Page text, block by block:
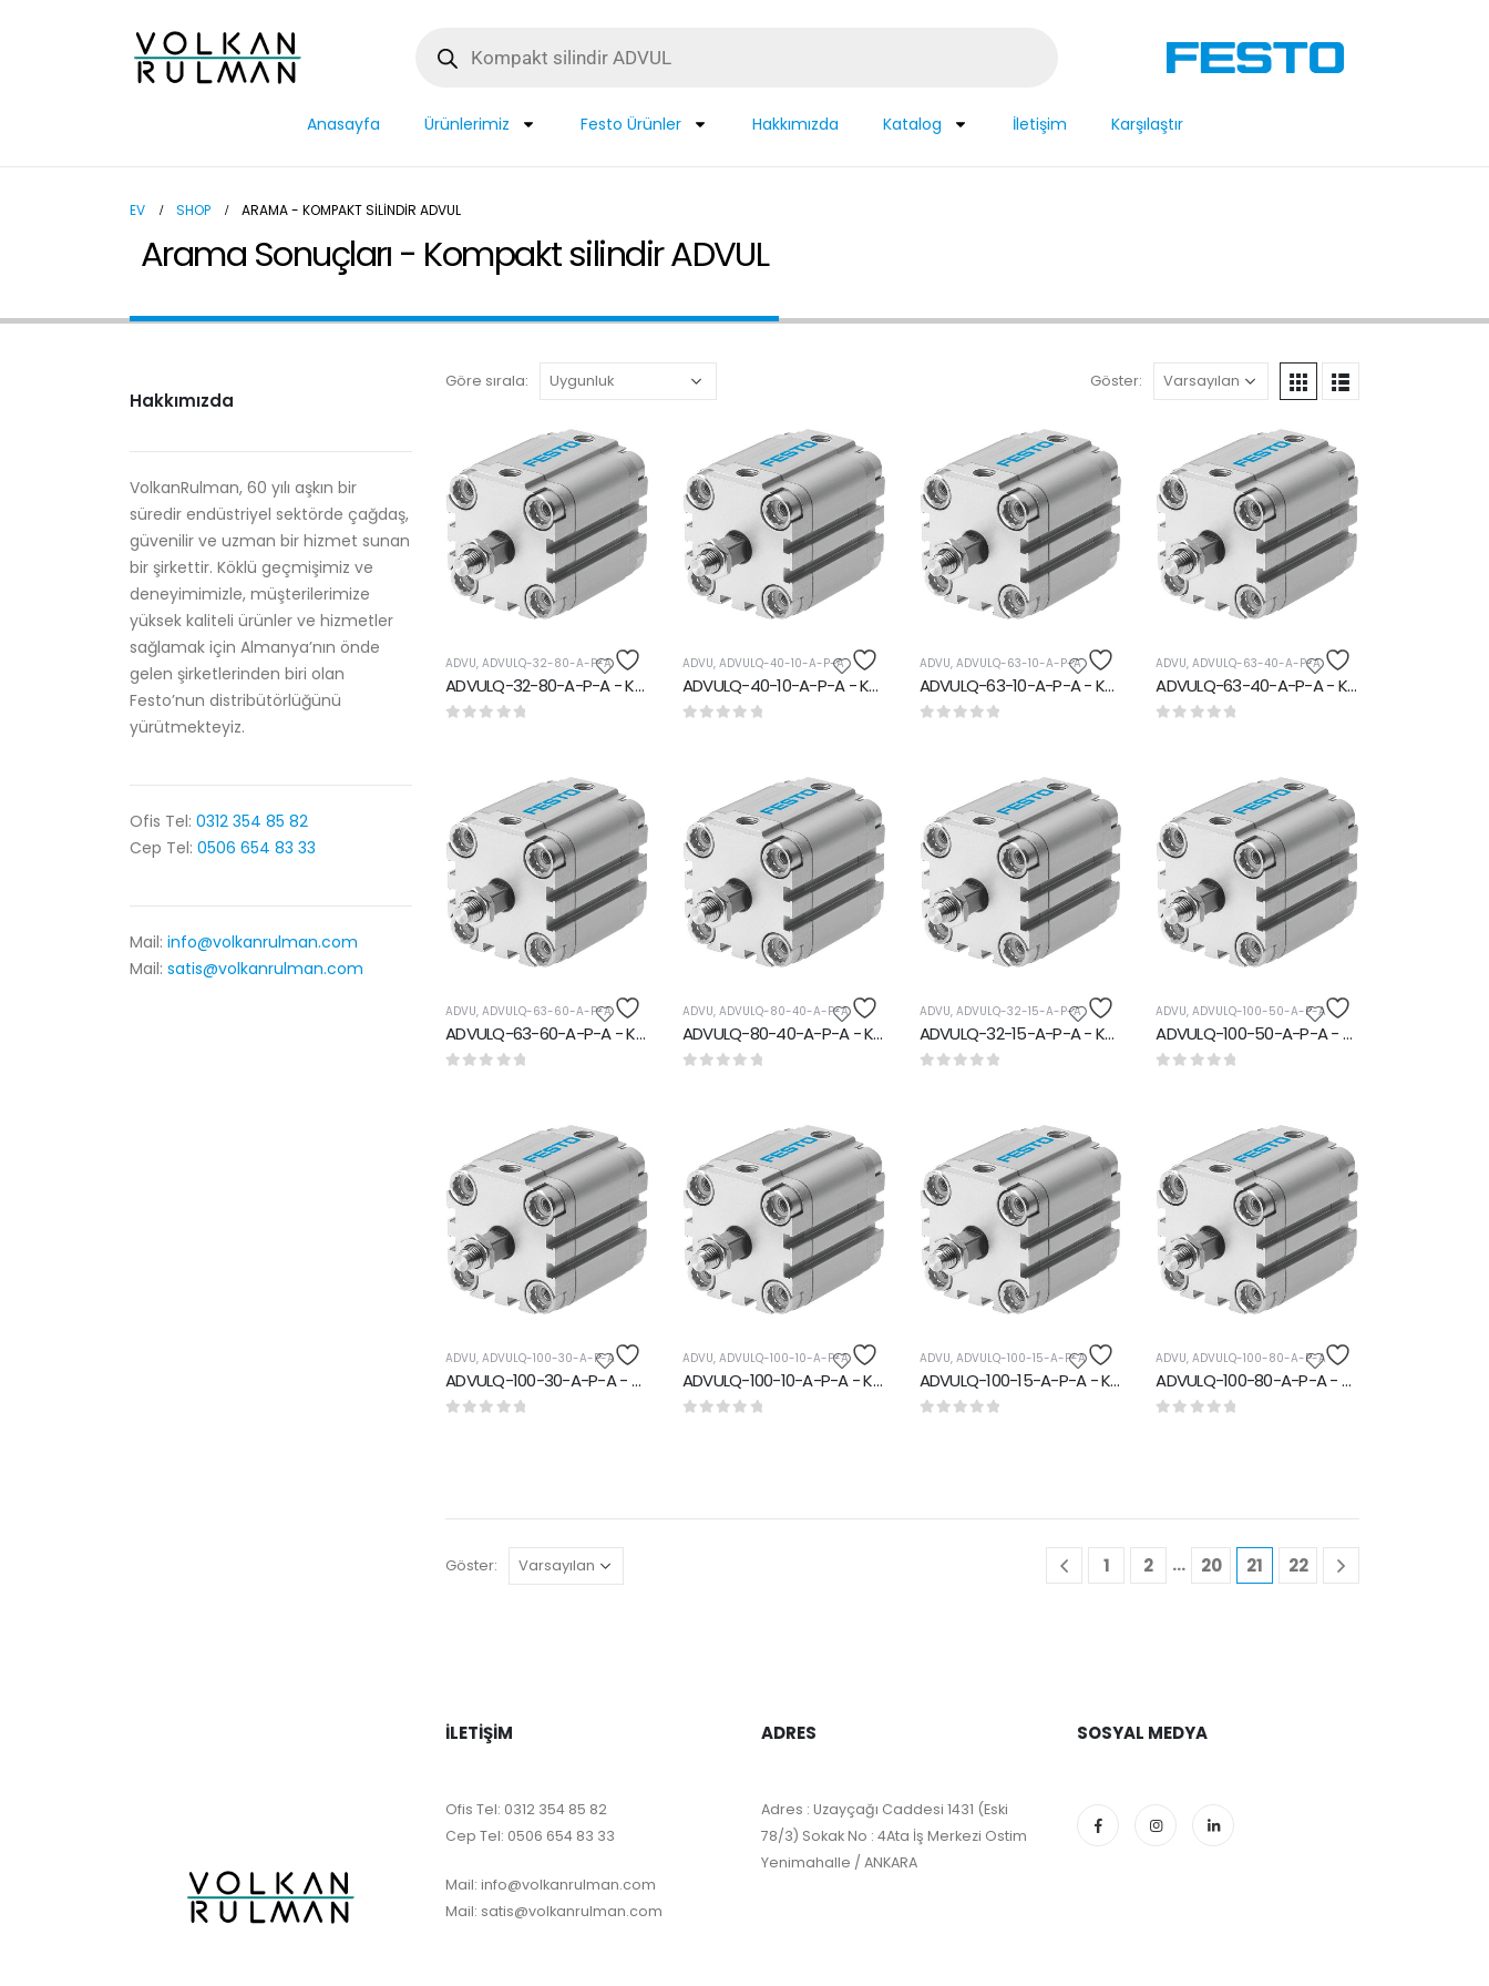
Anasayfa Ürünlerimiz Festo Ürünler Hakkımızda Katalog İletişim Karşılaştır
EV SHOP ARAMA - KOMPAKT SILINDIR ADVUL
Arama Sonuçları - Kompakt silindir ADVUL
Göre sırala: Göster:
ADVU, ADVULQ-32-80-A-P-A
ADVULQ-32-80-A-P-A - Kompakt silindir
ADVU, ADVULQ-40-10-A-P-A
ADVULQ-40-10-A-P-A - Kompakt silindir
ADVU, ADVULQ-63-10-A-P-A
ADVULQ-63-10-A-P-A - Kompakt silindir
ADVU,ADVULQ-63-40-A-P-A
ADVULQ-63-40-A-P-A - Kompakt silindir
ADVU, ADVULQ-63-60-A-P-A
ADVULQ-63-60-A-P-A - Kompakt silindir
ADVU, ADVULQ-80-40-A-P-A
ADVULQ-80-40-A-P-A - Kompakt silindir
ADVU, ADVULQ-32-15-A-P-A
ADVULQ-32-15-A-P-A - Kompakt silindir
ADVU,ADVULQ-100-50-A-P-A
ADVULQ-100-50-A-P-A - Kompakt silindir
ADVU, ADVULQ-100-30-A-P-A
ADVULQ-100-30-A-P-A - Kompakt silindir
ADVU, ADVULQ-100-10-A-P-A
ADVULQ-100-10-A-P-A - Kompakt silindir
ADVU, ADVULQ-100-15-A-P-A
ADVULQ-100-15-A-P-A - Kompakt silindir
ADVU,ADVULQ-100-80-A-P-A
ADVULQ-100-80-A-P-A - Kompakt silindir
Göster: 1 2 … 20 21 22
Hakkımızda
VolkanRulman, 60 yılı aşkın bir
süredir endüstriyel sektörde çağdaş,
güvenilir ve uzman bir hizmet sunan
bir şirkettir. Köklü geçmişimiz ve
deneyimimizle, müşterilerimize
yüksek kaliteli ürünler ve hizmetler
sağlamak için Almanya’nın önde
gelen şirketlerinden biri olan
Festo’nun distribütörlüğünü
yürütmekteyiz.
Ofis Tel: 0312 354 85 82
Cep Tel: 0506 654 83 33
Mail: info@volkanrulman.com
Mail: satis@volkanrulman.com
İLETIŞIM
Ofis Tel: 0312 354 85 82
Cep Tel: 0506 654 83 33
Mail: info@volkanrulman.com
Mail: satis@volkanrulman.com
ADRES
Adres : Uzayçağı Caddesi 1431 (Eski
78/3) Sokak No : 4Ata İş Merkezi Ostim
Yenimahalle / ANKARA
SOSYAL MEDYA